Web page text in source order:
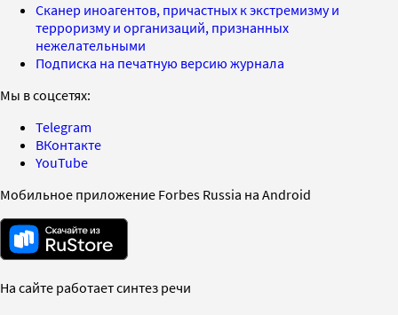
Сканер иноагентов, причастных к экстремизму и
терроризму и организаций, признанных
нежелательными
Подписка на печатную версию журнала
Мы в соцсетях:
Telegram
ВКонтакте
YouTube
Мобильное приложение Forbes Russia на Android
На сайте работает синтез речи